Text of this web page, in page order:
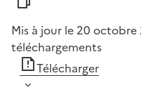
Mis à jour le 20 octobre
téléchargements
Télécharger